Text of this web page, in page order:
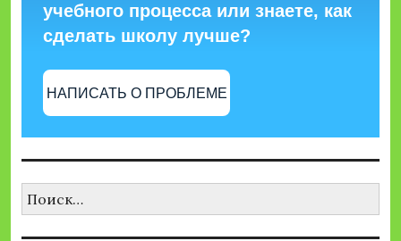
учебного процесса или знаете, как
сделать школу лучше?
НАПИСАТЬ О ПРОБЛЕМЕ